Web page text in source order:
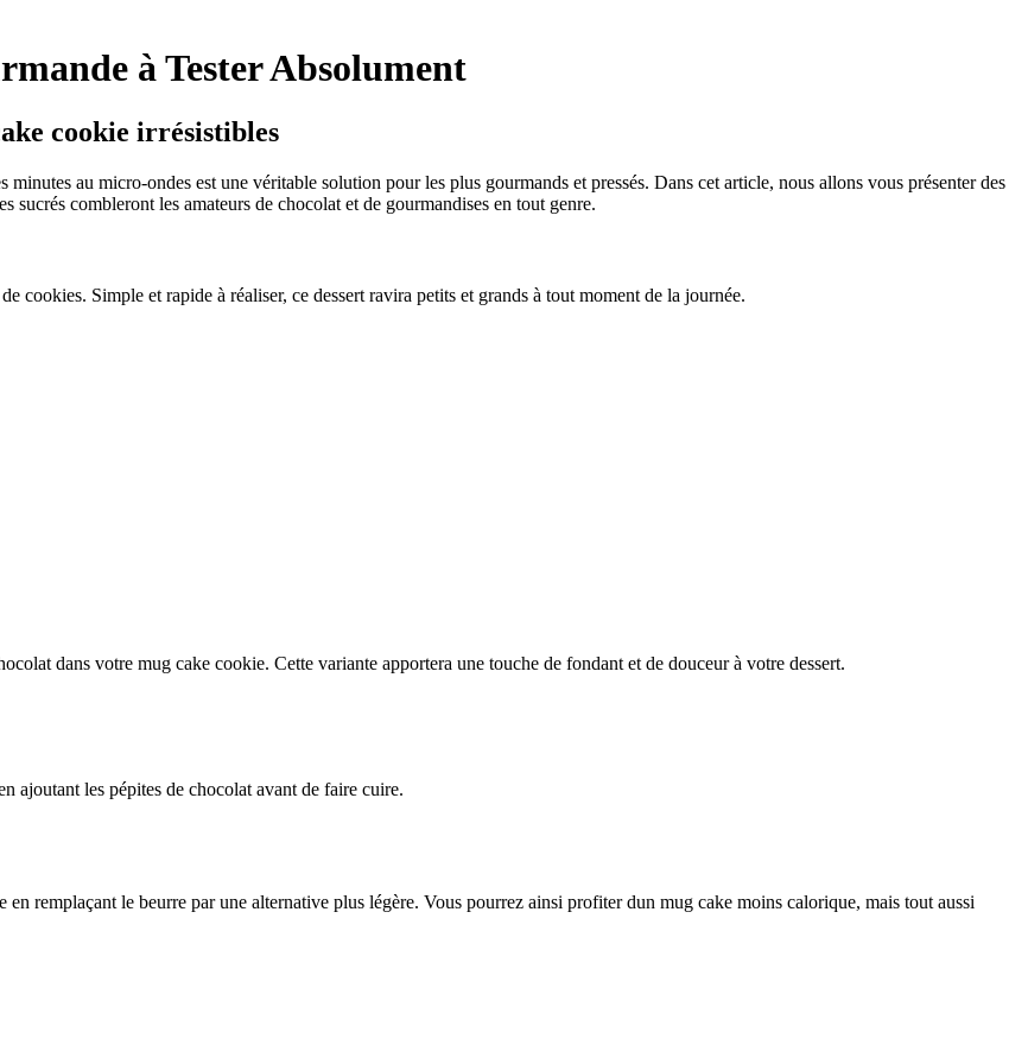
à Tester Absolument
cookie irrésistibles
au micro-ondes est une véritable solution pour les plus gourmands et pressés. Dans cet article, nous allons vous présenter des
sucrés combleront les amateurs de chocolat et de gourmandises en tout genre.
cookies. Simple et rapide à réaliser, ce dessert ravira petits et grands à tout moment de la journée.
dans votre mug cake cookie. Cette variante apportera une touche de fondant et de douceur à votre dessert.
ajoutant les pépites de chocolat avant de faire cuire.
remplaçant le beurre par une alternative plus légère. Vous pourrez ainsi profiter dun mug cake moins calorique, mais tout aussi